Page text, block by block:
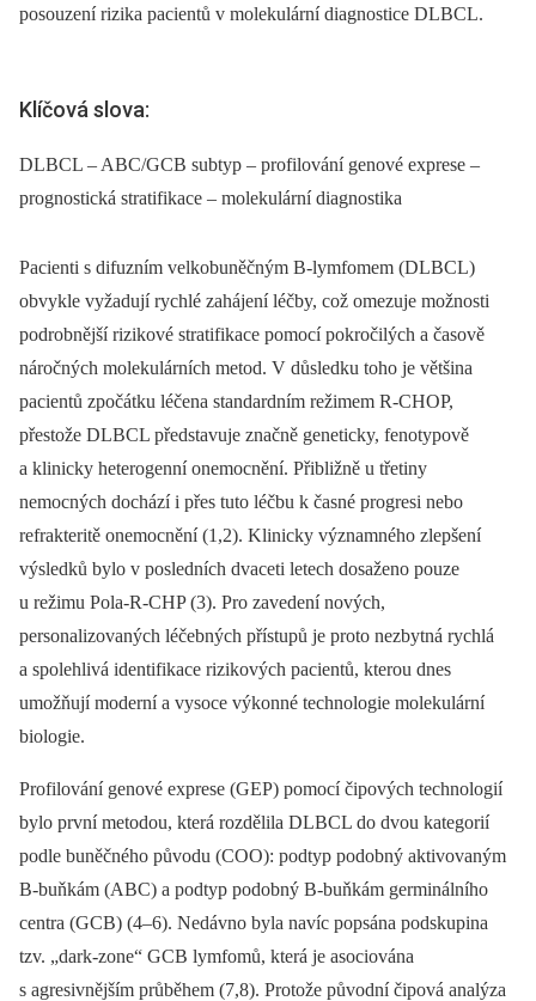
posouzení rizika pacientů v molekulární diagnostice DLBCL.
Klíčová slova:
DLBCL – ABC/GCB subtyp – profilování genové exprese –
prognostická stratifikace – molekulární diagnostika
Pacienti s difuzním velkobuněčným B-lymfomem (DLBCL)
obvykle vyžadují rychlé zahájení léčby, což omezuje možnosti
podrobnější rizikové stratifikace pomocí pokročilých a časově
náročných molekulárních metod. V důsledku toho je většina
pacientů zpočátku léčena standardním režimem R-CHOP,
přestože DLBCL představuje značně geneticky, fenotypově
a klinicky heterogenní onemocnění. Přibližně u třetiny
nemocných dochází i přes tuto léčbu k časné progresi nebo
refrakteritě onemocnění (1,2). Klinicky významného zlepšení
výsledků bylo v posledních dvaceti letech dosaženo pouze
u režimu Pola-R-CHP (3). Pro zavedení nových,
personalizovaných léčebných přístupů je proto nezbytná rychlá
a spolehlivá identifikace rizikových pacientů, kterou dnes
umožňují moderní a vysoce výkonné technologie molekulární
biologie.
Profilování genové exprese (GEP) pomocí čipových technologií
bylo první metodou, která rozdělila DLBCL do dvou kategorií
podle buněčného původu (COO): podtyp podobný aktivovaným
B-buňkám (ABC) a podtyp podobný B-buňkám germinálního
centra (GCB) (4–6). Nedávno byla navíc popsána podskupina
tzv. „dark-zone“ GCB lymfomů, která je asociována
s agresivnějším průběhem (7,8). Protože původní čipová analýza